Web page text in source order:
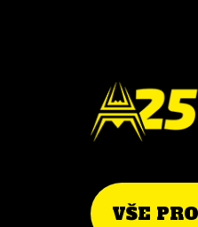
version
VŠE